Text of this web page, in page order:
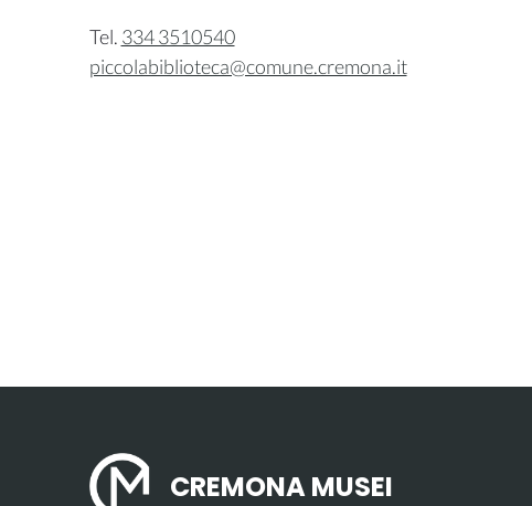
Tel. 334 3510540
piccolabiblioteca@comune.cremona.it
CREMONA MUSEI